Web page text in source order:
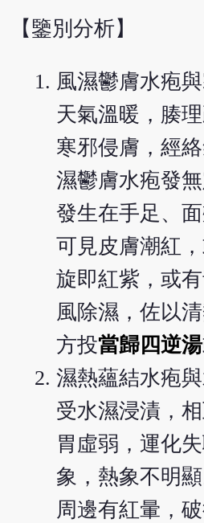
【鑒別分析】
風濕鬱膚水疱
天氣溫暖，腠
寒邪侵膚，經
濕鬱膚水疱發
發生在手足、
可見皮膚潮紅
旋即紅紫，或
風除濕，佐以
方投當歸四逆湯
濕熱蘊結水疱
受水濕浸漬，
胃虛弱，運化
象，熱象不明
周邊有紅暈，